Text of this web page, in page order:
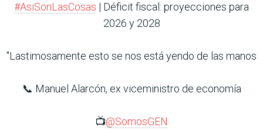
#AsiSonLasCosas | Déficit fiscal: proyecciones para
2026 y 2028
"Lastimosamente esto se nos está yendo de las manos
📞 Manuel Alarcón, ex viceministro de economía
📺@SomosGEN